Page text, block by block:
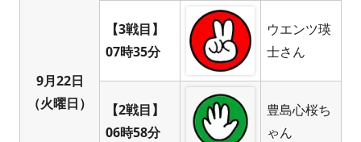
9月22日
（火曜日）
【3戦目】
07時35分
ウエンツ瑛
士さん
【2戦目】
06時58分
豊島心桜ち
ゃん